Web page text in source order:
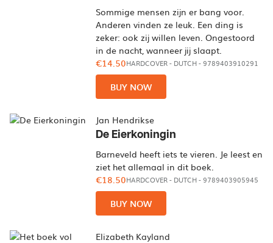
Sommige mensen zijn er bang voor.
Anderen vinden ze leuk. Een ding is
zeker: ook zij willen leven. Ongestoord
in de nacht, wanneer jij slaapt.
€14.50HARDCOVER- DUTCH- 9789403910291
BUY NOW
Jan Hendrikse
De Eierkoningin
Barneveld heeft iets te vieren. Je leest en
ziet het allemaal in dit boek.
€18.50HARDCOVER- DUTCH- 9789403905945
BUY NOW
Elizabeth Kayland